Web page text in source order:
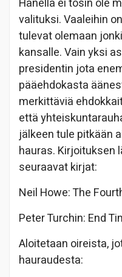
Hänellä ei tosin ole
valituksi. Vaaleihin
tulevat olemaan
kansalle. Vain yksi
presidentin jota
pääehdokasta
merkittäviä
että
jälkeen tule pitkään
hauras. Kirjoituksen
seuraavat kirjat:
Neil Howe: The
Peter Turchin: End
Aloitetaan oireista,
hauraudesta: